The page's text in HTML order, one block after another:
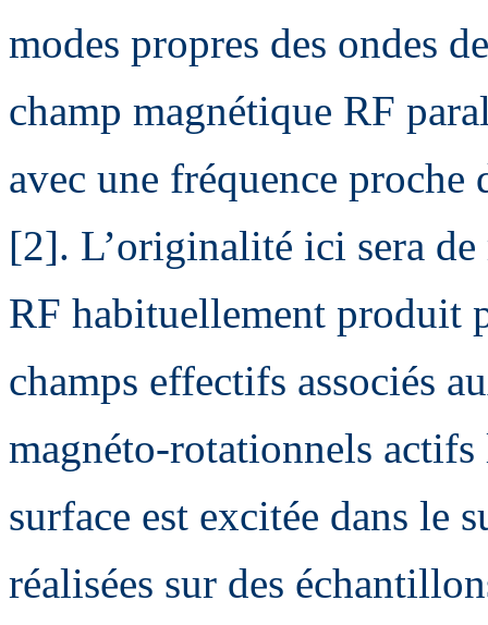
modes propres des ondes
champ magnétique RF
avec une fréquence proche
[2]. L’originalité ici sera
RF habituellement produit
champs effectifs associés
magnéto-rotationnels actifs
surface est excitée dans le
réalisées sur des